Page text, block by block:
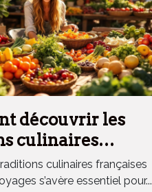
découvrir les
culinaires
lors de vos
culinaires françaises
s’avère essentiel pour...